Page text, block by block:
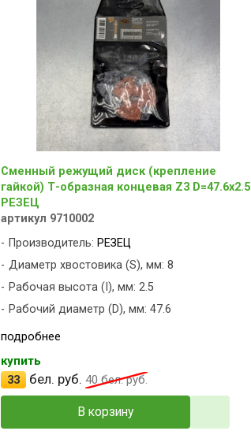
Сменный режущий диск (крепление
гайкой) Т-образная концевая Z3 D=47.6x2.5
РЕЗЕЦ
артикул 9710002
Производитель: РЕЗЕЦ
Диаметр хвостовика (S), мм: 8
Рабочая высота (I), мм: 2.5
Рабочий диаметр (D), мм: 47.6
подробнее
купить
33 бел. руб. 40 бел. руб.
В корзину